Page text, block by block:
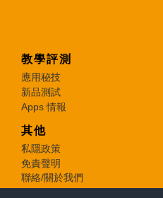
教學評測
應用秘技
新品測試
Apps 情報
其他
私隱政策
免責聲明
聯絡/關於我們